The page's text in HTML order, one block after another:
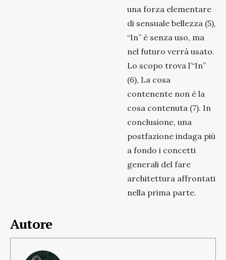
una forza elementare
di sensuale bellezza (5),
“In” è senza uso, ma
nel futuro verrà usato.
Lo scopo trova l’“In”
(6), La cosa
contenente non è la
cosa contenuta (7). In
conclusione, una
postfazione indaga più
a fondo i concetti
generali del fare
architettura affrontati
nella prima parte.
Autore